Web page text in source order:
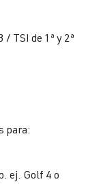
TSI de 1ª y 2ª
para:
ej. Golf 4 o